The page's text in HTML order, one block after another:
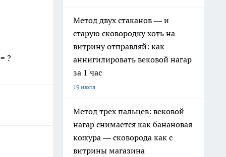
?
Метод двух стаканов — и
старую сковородку хоть на
витрину отправляй: как
аннигилировать вековой нагар
за 1 час
19 июля
Метод трех пальцев: вековой
нагар снимается как банановая
кожура — сковорода как с
витрины магазина